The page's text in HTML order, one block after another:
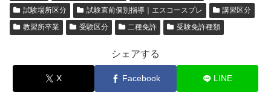
試験場所区分
試験直前個別指導｜エスコースプレ
講習区分
教習所卒業
受験区分 二種免許 受験免許種類
シェアする
X Facebook LINE